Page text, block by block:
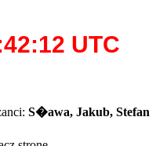
S�awa, Jakub, Stefan